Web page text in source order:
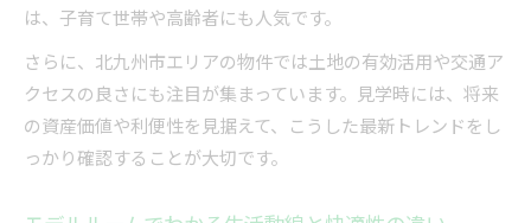
は、子育て世帯や高齢者にも人気です。
さらに、北九州市エリアの物件では土地の有効活用や交通ア
クセスの良さにも注目が集まっています。見学時には、将来
の資産価値や利便性を見据えて、こうした最新トレンドをし
っかり確認することが大切です。